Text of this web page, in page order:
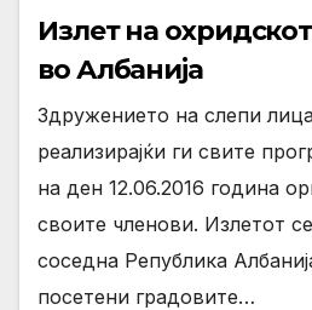
Излет на
во Албанија
Здружението на слепи
реализирајќи ги свите
на ден 12.06.2016 година
своите членови. Излетот
соседна Република
посетени градовите…